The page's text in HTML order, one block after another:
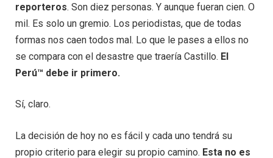
reporteros. Son diez personas. Y aunque fueran cien. O
mil. Es solo un gremio. Los periodistas, que de todas
formas nos caen todos mal. Lo que le pases a ellos no
se compara con el desastre que traería Castillo. El
Perú™ debe ir primero.
Sí, claro.
La decisión de hoy no es fácil y cada uno tendrá su
propio criterio para elegir su propio camino. Esta no es